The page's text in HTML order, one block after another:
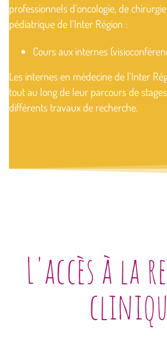
professionnels d’oncologie, de
pédiatrique de l’Inter Région :
Cours aux internes
Les internes en médecine de l’Inter
tout au long de leur parcours de
différents travaux de recherche.
L'accès à la